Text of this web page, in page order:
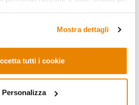
Mostra dettagli
tutti i cookie
Personalizza
provocò 10.000 morti.
si fa presto a dire
su base regionale
fortissime, anche se, a
socialista della
Popolare dello